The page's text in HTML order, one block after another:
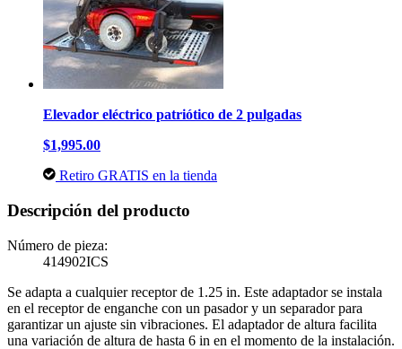
Elevador eléctrico patriótico de 2 pulgadas
$1,995.00
Retiro GRATIS en la tienda
Descripción del producto
Número de pieza:
414902ICS
Se adapta a cualquier receptor de 1.25 in. Este adaptador se instala
en el receptor de enganche con un pasador y un separador para
garantizar un ajuste sin vibraciones. El adaptador de altura facilita
una variación de altura de hasta 6 in en el momento de la instalación.